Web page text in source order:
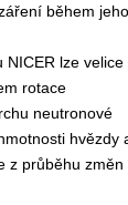
během jeho
lze velice
rotace
neutronové
hvězdy
z průběhu změn